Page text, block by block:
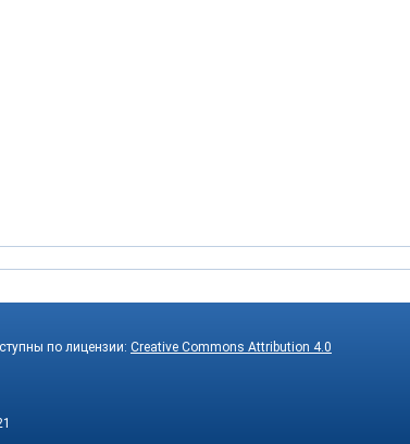
по лицензии: Creative Commons Attribution 4.0